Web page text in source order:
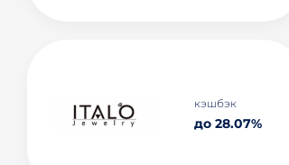
кэшбэк
до 28.07%